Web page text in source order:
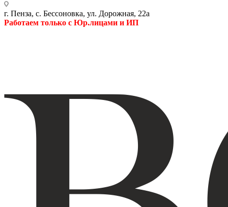
г. Пенза, с. Бессоновка, ул. Дорожная, 22а
Работаем только с Юр.лицами и ИП